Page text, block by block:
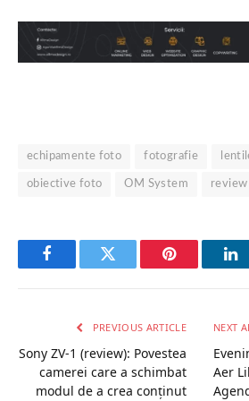
echipamente foto fotografie
obiective foto OM System
FacebookTwitter Pinterest
PREVIOUS ARTICLE
Sony ZV-1 (review): Povestea
camerei care a schimbat
modul de a crea conținut
NEXT
Aer